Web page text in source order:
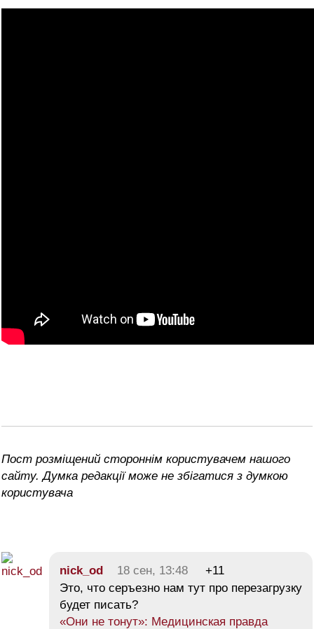
Пост розміщений стороннім користувачем нашого
сайту. Думка редакції може не збігатися з думкою
користувача
nick_od 18 сен, 13:48
+11
Это, что серъезно нам тут про перезагрузку
будет писать?
«Они не тонут»: Медицинская правда